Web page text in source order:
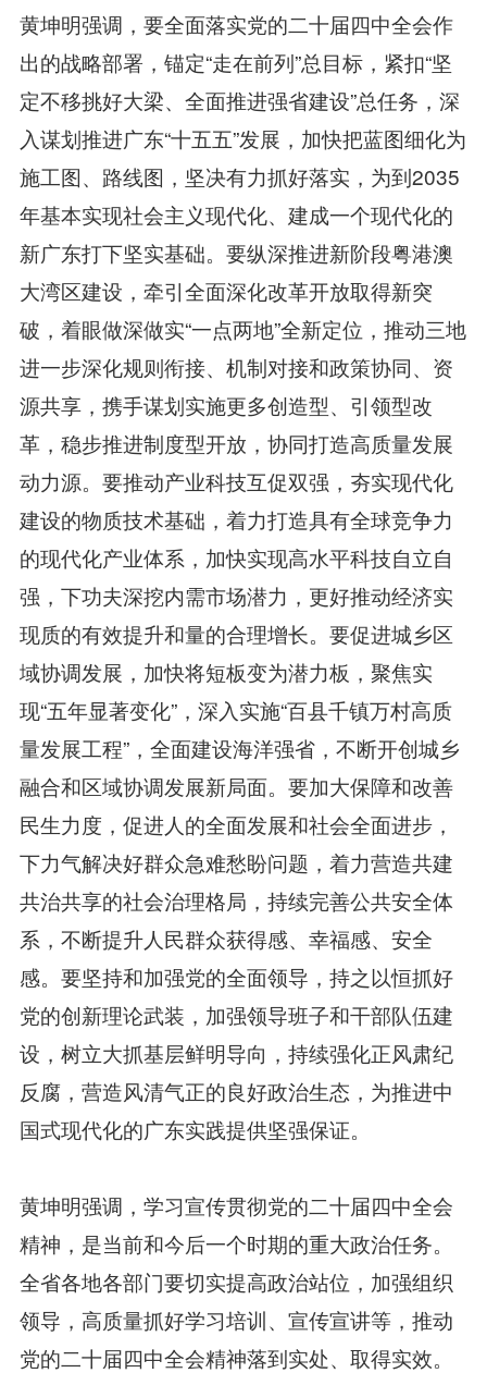
黄坤明强调，要全面落实党的二十届四中全会作
出的战略部署，锚定“走在前列”总目标，紧扣“坚
定不移挑好大梁、全面推进强省建设”总任务，深
入谋划推进广东“十五五”发展，加快把蓝图细化为
施工图、路线图，坚决有力抓好落实，为到2035
年基本实现社会主义现代化、建成一个现代化的
新广东打下坚实基础。要纵深推进新阶段粤港澳
大湾区建设，牵引全面深化改革开放取得新突
破，着眼做深做实“一点两地”全新定位，推动三地
进一步深化规则衔接、机制对接和政策协同、资
源共享，携手谋划实施更多创造型、引领型改
革，稳步推进制度型开放，协同打造高质量发展
动力源。要推动产业科技互促双强，夯实现代化
建设的物质技术基础，着力打造具有全球竞争力
的现代化产业体系，加快实现高水平科技自立自
强，下功夫深挖内需市场潜力，更好推动经济实
现质的有效提升和量的合理增长。要促进城乡区
域协调发展，加快将短板变为潜力板，聚焦实
现“五年显著变化”，深入实施“百县千镇万村高质
量发展工程”，全面建设海洋强省，不断开创城乡
融合和区域协调发展新局面。要加大保障和改善
民生力度，促进人的全面发展和社会全面进步，
下力气解决好群众急难愁盼问题，着力营造共建
共治共享的社会治理格局，持续完善公共安全体
系，不断提升人民群众获得感、幸福感、安全
感。要坚持和加强党的全面领导，持之以恒抓好
党的创新理论武装，加强领导班子和干部队伍建
设，树立大抓基层鲜明导向，持续强化正风肃纪
反腐，营造风清气正的良好政治生态，为推进中
国式现代化的广东实践提供坚强保证。
黄坤明强调，学习宣传贯彻党的二十届四中全会
精神，是当前和今后一个时期的重大政治任务。
全省各地各部门要切实提高政治站位，加强组织
领导，高质量抓好学习培训、宣传宣讲等，推动
党的二十届四中全会精神落到实处、取得实效。